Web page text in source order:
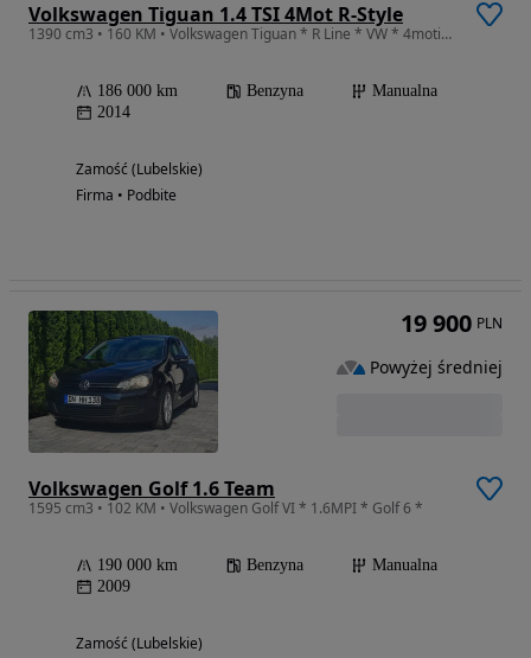
Volkswagen Tiguan 1.4 TSI 4Mot R-Style
1390 cm3 • 160 KM • Volkswagen Tiguan * R Line * VW * 4motion *
186 000 km Benzyna
Manualna
2014
Zamość (Lubelskie)
Firma • Podbite
Volkswagen Golf 1.6 Team
1595 cm3 • 102 KM • Volkswagen Golf VI * 1.6MPI * Golf 6 *
190 000 km Benzyna
Manualna
2009
Zamość (Lubelskie)
19 900 PLN
Powyżej średniej